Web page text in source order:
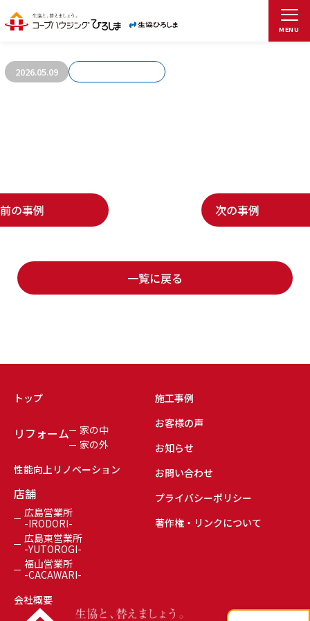
MENU
お客さまの声757
2026.05.09
前の事例 次の事例
一覧に戻る
トップ
リフォーム
家の中
家の外
性能向上リノベーション
店舗
広島営業所
-IRODORI-
広島東営業所
-YUTOROGI-
福山営業所
-CACAWARI-
会社概要
施工事例
お客様の声
お知らせ
お問い合わせ
プライバシーポリシー
著作権・リンクについて